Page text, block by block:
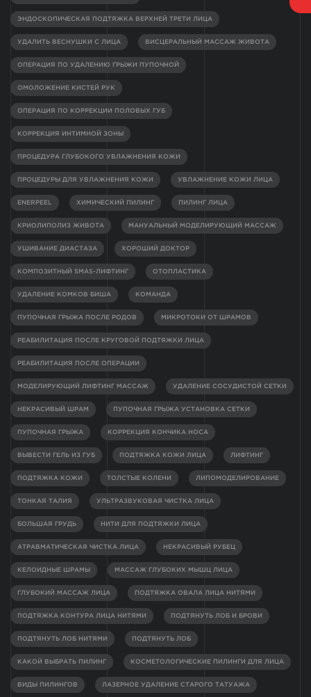
ЭНДОСКОПИЧЕСКАЯ ПОДТЯЖКА ВЕРХНЕЙ ТРЕТИ ЛИЦА
УДАЛИТЬ ВЕСНУШКИ С ЛИЦА ВИСЦЕРАЛЬНЫЙ МАССАЖ ЖИВОТА
ОПЕРАЦИЯ ПО УДАЛЕНИЮ ГРЫЖИ ПУПОЧНОЙ
ОМОЛОЖЕНИЕ КИСТЕЙ РУК
ОПЕРАЦИЯ ПО КОРРЕКЦИИ ПОЛОВЫХ ГУБ
КОРРЕКЦИЯ ИНТИМНОЙ ЗОНЫ
ПРОЦЕДУРА ГЛУБОКОГО УВЛАЖНЕНИЯ КОЖИ
ПРОЦЕДУРЫ ДЛЯ УВЛАЖНЕНИЯ КОЖИ УВЛАЖНЕНИЕ КОЖИ ЛИЦА
ENERPEEL ХИМИЧЕСКИЙ ПИЛИНГ ПИЛИНГ ЛИЦА
КРИОЛИПОЛИЗ ЖИВОТА МАНУАЛЬНЫЙ МОДЕЛИРУЮЩИЙ МАССАЖ
УШИВАНИЕ ДИАСТАЗА ХОРОШИЙ ДОКТОР
КОМПОЗИТНЫЙ SMAS-ЛИФТИНГ ОТОПЛАСТИКА
УДАЛЕНИЕ КОМКОВ БИША КОМАНДА
ПУПОЧНАЯ ГРЫЖА ПОСЛЕ РОДОВ МИКРОТОКИ ОТ ШРАМОВ
РЕАБИЛИТАЦИЯ ПОСЛЕ КРУГОВОЙ ПОДТЯЖКИ ЛИЦА
РЕАБИЛИТАЦИЯ ПОСЛЕ ОПЕРАЦИИ
МОДЕЛИРУЮЩИЙ ЛИФТИНГ МАССАЖ УДАЛЕНИЕ СОСУДИСТОЙ СЕТКИ
НЕКРАСИВЫЙ ШРАМ ПУПОЧНАЯ ГРЫЖА УСТАНОВКА СЕТКИ
ПУПОЧНАЯ ГРЫЖА КОРРЕКЦИЯ КОНЧИКА НОСА
ВЫВЕСТИ ГЕЛЬ ИЗ ГУБ ПОДТЯЖКА КОЖИ ЛИЦА ЛИФТИНГ
ПОДТЯЖКА КОЖИ ТОЛСТЫЕ КОЛЕНИ ЛИПОМОДЕЛИРОВАНИЕ
ТОНКАЯ ТАЛИЯ УЛЬТРАЗВУКОВАЯ ЧИСТКА ЛИЦА
БОЛЬШАЯ ГРУДЬ НИТИ ДЛЯ ПОДТЯЖКИ ЛИЦА
АТРАВМАТИЧЕСКАЯ ЧИСТКА ЛИЦА НЕКРАСИВЫЙ РУБЕЦ
КЕЛОИДНЫЕ ШРАМЫ МАССАЖ ГЛУБОКИХ МЫШЦ ЛИЦА
ГЛУБОКИЙ МАССАЖ ЛИЦА ПОДТЯЖКА ОВАЛА ЛИЦА НИТЯМИ
ПОДТЯЖКА КОНТУРА ЛИЦА НИТЯМИ ПОДТЯНУТЬ ЛОБ И БРОВИ
ПОДТЯНУТЬ ЛОБ НИТЯМИ ПОДТЯНУТЬ ЛОБ
КАКОЙ ВЫБРАТЬ ПИЛИНГ КОСМЕТОЛОГИЧЕСКИЕ ПИЛИНГИ ДЛЯ ЛИЦА
ВИДЫ ПИЛИНГОВ ЛАЗЕРНОЕ УДАЛЕНИЕ СТАРОГО ТАТУАЖА